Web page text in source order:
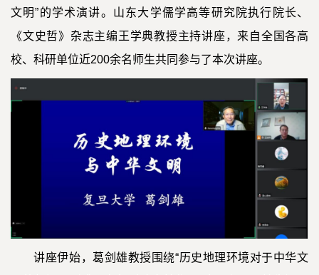
文明”的学术演讲。山东大学儒学高等研究院执行院长、
《文史哲》杂志主编王学典教授主持讲座，来自全国各高
校、科研单位近200余名师生共同参与了本次讲座。
讲座伊始，葛剑雄教授围绕“历史地理环境对于中华文